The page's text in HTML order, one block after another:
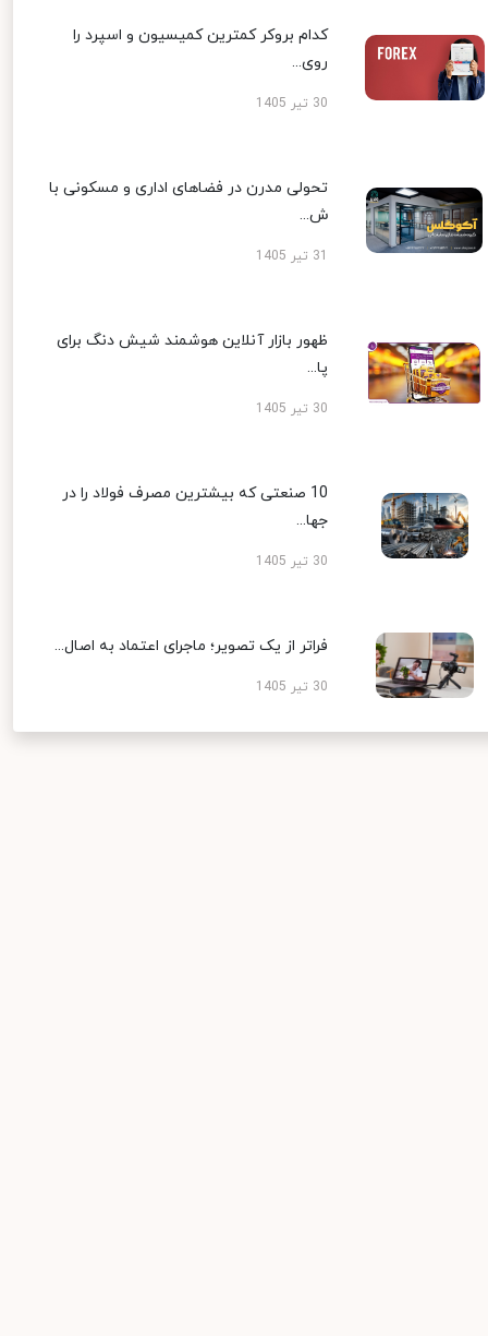
کدام بروکر کمترین کمیسیون و اسپرد را
روی...
30 تیر 1405
تحولی مدرن در فضاهای اداری و مسکونی با
ش...
ظهور بازار آنلاین هوشمند شیش دنگ برای
پا...
30 تیر 1405
10 صنعتی که بیشترین مصرف فولاد را در
جها...
30 تیر 1405
فراتر از یک تصویر؛ ماجرای اعتماد به اصال...
30 تیر 1405